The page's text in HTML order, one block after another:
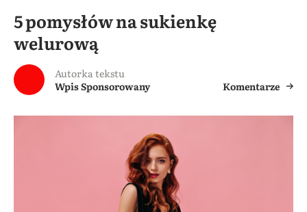
5 pomysłów na sukienkę
welurową
Autorka tekstu
Wpis Sponsorowany
Komentarze